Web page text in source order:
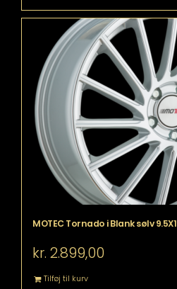
MOTEC Tornado i Blank sølv
kr. 2.899,00
Tilføj til kurv